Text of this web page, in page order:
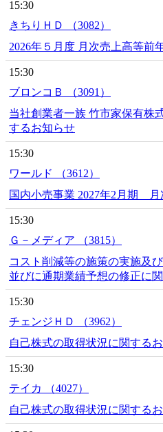
15:30
きちりＨＤ （3082）
2026年５月度 月次売上高等前
15:30
ブロンコＢ （3091）
当社創業者一族 竹市家保有株
するお知らせ
15:30
ワールド （3612）
国内小売事業 2027年2月期 月
15:30
Ｇ－メディア （3815）
コスト削減等の施策の実施及
並びに通期業績予想の修正に
15:30
チェンジＨＤ （3962）
自己株式の取得状況に関する
15:30
テイカ （4027）
自己株式の取得状況に関する